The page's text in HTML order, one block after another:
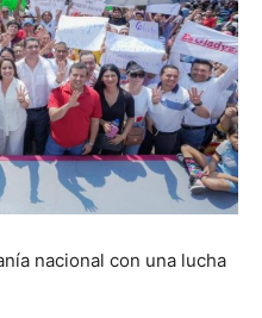
nacional con una lucha